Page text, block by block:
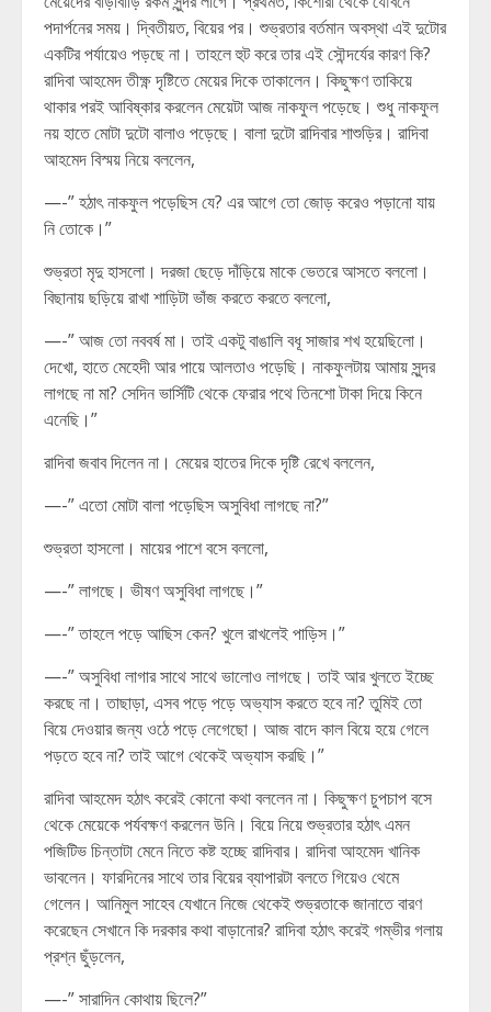
পদার্পনের সময়। দ্বিতীয়ত, বিয়ের পর। শুভ্রতার বর্তমান অবস্থা এই দুটোর
একটির পর্যায়েও পড়ছে না। তাহলে হুট করে তার এই সৌন্দর্যের কারণ কি?
রাদিবা আহমেদ তীক্ষ্ণ দৃষ্টিতে মেয়ের দিকে তাকালেন। কিছুক্ষণ তাকিয়ে
থাকার পরই আবিষ্কার করলেন মেয়েটা আজ নাকফুল পড়েছে। শুধু নাকফুল
নয় হাতে মোটা দুটো বালাও পড়েছে। বালা দুটো রাদিবার শাশুড়ির। রাদিবা
আহমেদ বিস্ময় নিয়ে বললেন,
—-” হঠাৎ নাকফুল পড়েছিস যে? এর আগে তো জোড় করেও পড়ানো যায়
নি তোকে।”
শুভ্রতা মৃদু হাসলো। দরজা ছেড়ে দাঁড়িয়ে মাকে ভেতরে আসতে বললো।
বিছানায় ছড়িয়ে রাখা শাড়িটা ভাঁজ করতে করতে বললো,
—-” আজ তো নববর্ষ মা। তাই একটু বাঙালি বধূ সাজার শখ হয়েছিলো।
দেখো, হাতে মেহেদী আর পায়ে আলতাও পড়েছি। নাকফুলটায় আমায় সুন্দর
লাগছে না মা? সেদিন ভার্সিটি থেকে ফেরার পথে তিনশো টাকা দিয়ে কিনে
এনেছি।”
রাদিবা জবাব দিলেন না। মেয়ের হাতের দিকে দৃষ্টি রেখে বললেন,
—-” এতো মোটা বালা পড়েছিস অসুবিধা লাগছে না?”
শুভ্রতা হাসলো। মায়ের পাশে বসে বললো,
—-” লাগছে। ভীষণ অসুবিধা লাগছে।”
—-” তাহলে পড়ে আছিস কেন? খুলে রাখলেই পাড়িস।”
—-” অসুবিধা লাগার সাথে সাথে ভালোও লাগছে। তাই আর খুলতে ইচ্ছে
করছে না। তাছাড়া, এসব পড়ে পড়ে অভ্যাস করতে হবে না? তুমিই তো
বিয়ে দেওয়ার জন্য ওঠে পড়ে লেগেছো। আজ বাদে কাল বিয়ে হয়ে গেলে
পড়তে হবে না? তাই আগে থেকেই অভ্যাস করছি।”
রাদিবা আহমেদ হঠাৎ করেই কোনো কথা বললেন না। কিছুক্ষণ চুপচাপ বসে
থেকে মেয়েকে পর্যবক্ষণ করলেন উনি। বিয়ে নিয়ে শুভ্রতার হঠাৎ এমন
পজিটিভ চিন্তাটা মেনে নিতে কষ্ট হচ্ছে রাদিবার। রাদিবা আহমেদ খানিক
ভাবলেন। ফারদিনের সাথে তার বিয়ের ব্যাপারটা বলতে গিয়েও থেমে
গেলেন। আনিমুল সাহেব যেখানে নিজে থেকেই শুভ্রতাকে জানাতে বারণ
করেছেন সেখানে কি দরকার কথা বাড়ানোর? রাদিবা হঠাৎ করেই গম্ভীর গলায়
প্রশ্ন ছুঁড়লেন,
—-” সারাদিন কোথায় ছিলে?”